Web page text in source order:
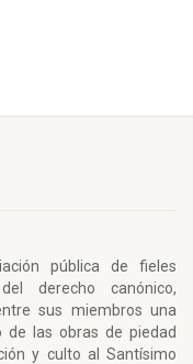
pública de fieles
derecho canónico,
sus miembros una
de las obras de piedad
y culto al Santísimo